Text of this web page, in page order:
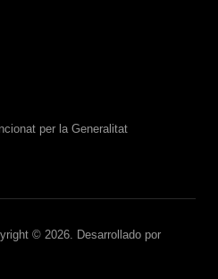
per la Generalitat
© 2026. Desarrollado por